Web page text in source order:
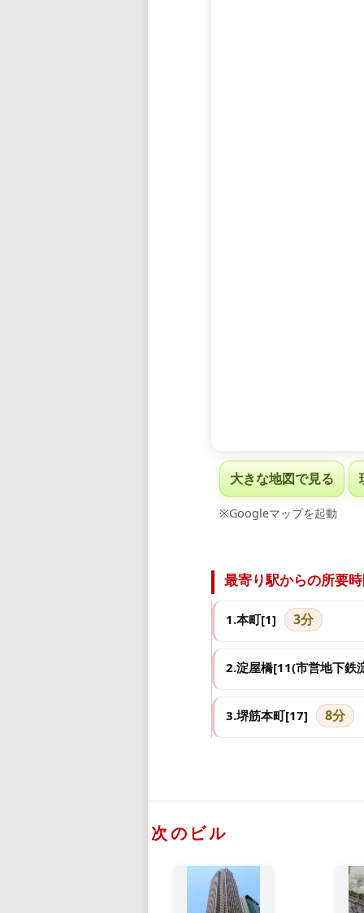
大きな地図で見る
※Googleマップを起動
最寄り駅からの所要
1.本町[1] 3分
2.淀屋橋[11(市営地下鉄
3.堺筋本町[17] 8分
次のビル